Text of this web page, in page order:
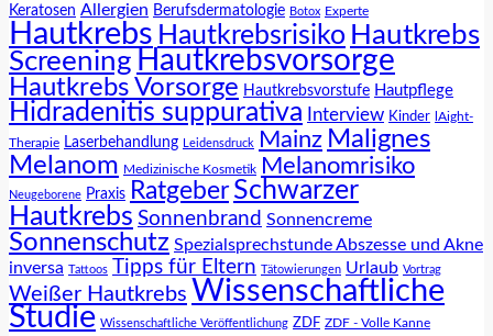
Keratosen Allergien Berufsdermatologie Botox Experte
Hautkrebs Hautkrebsrisiko Hautkrebs
Screening Hautkrebsvorsorge
Hautkrebs Vorsorge Hautkrebsvorstufe Hautpflege
Hidradenitis suppurativa Interview Kinder lAight-
Therapie Laserbehandlung Leidensdruck Mainz Malignes
Melanom Medizinische Kosmetik Melanomrisiko
Neugeborene Praxis Ratgeber Schwarzer
Hautkrebs Sonnenbrand Sonnencreme
Sonnenschutz Spezialsprechstunde Abszesse und Akne
inversa
Tattoos Tipps für Eltern Tätowierungen Urlaub Vortrag
Weißer Hautkrebs Wissenschaftliche
Studie Wissenschaftliche Veröffentlichung ZDF ZDF - Volle Kanne